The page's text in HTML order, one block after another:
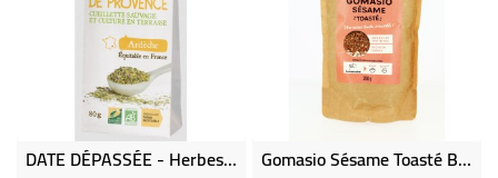
DATE DÉPASSÉE - Herbes De Provence Sachet Bio & Équitable Gomasio Sésame Toasté Bio 250g